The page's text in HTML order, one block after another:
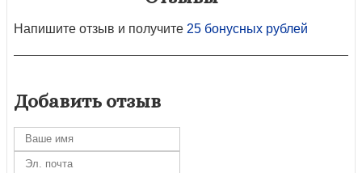
Напишите отзыв и получите 25 бонусных рублей
Добавить отзыв